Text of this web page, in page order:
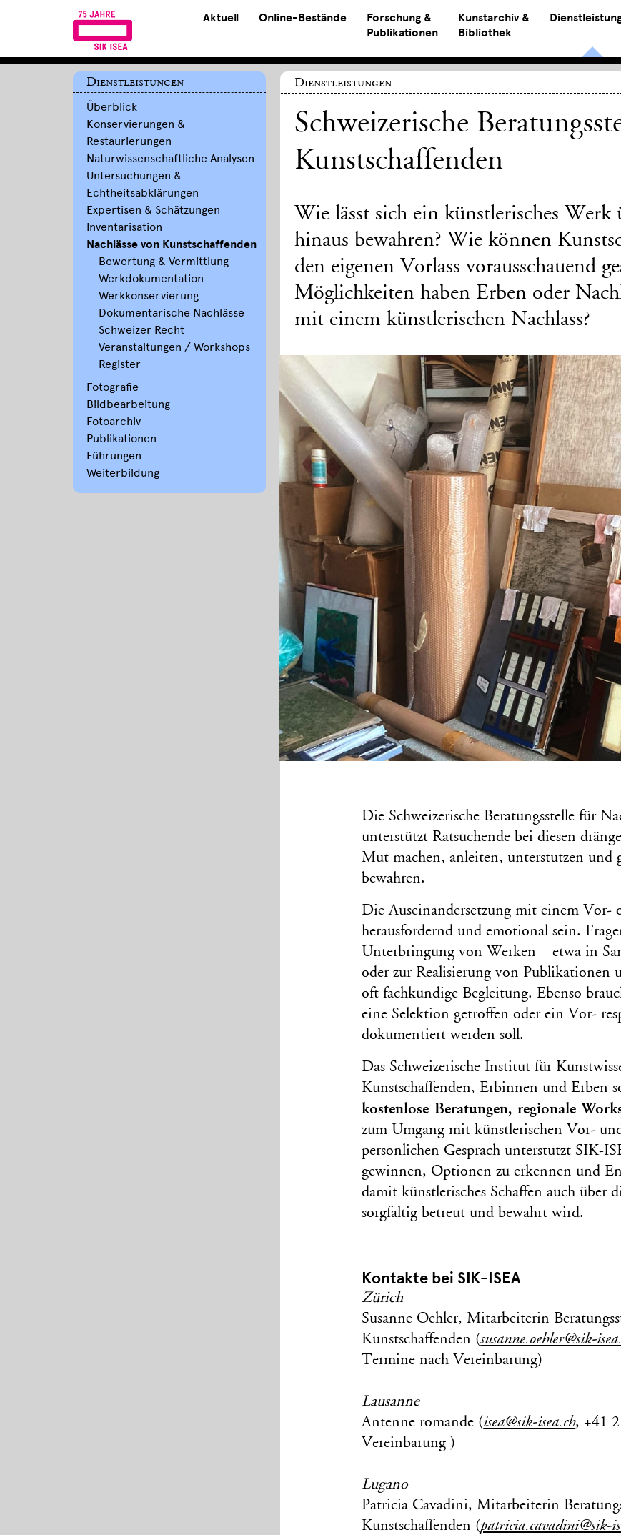
Aktuell Online-Bestände
Forschung &
Publikationen
Kunstarchiv &
Bibliothek
Dienstleistungen
Überblick
Konservierungen &
Restaurierungen
Naturwissenschaftliche Analysen
Untersuchungen &
Echtheitsabklärungen
Expertisen & Schätzungen
Inventarisation
Nachlässe von Kunstschaffenden
Bewertung & Vermittlung
Werkdokumentation
Werkkonservierung
Dokumentarische Nachlässe
Schweizer Recht
Veranstaltungen / Workshops
Register
Fotografie
Bildbearbeitung
Fotoarchiv
Publikationen
Führungen
Weiterbildung
Dienstleistungen
Schweizerische
Kunstschaffenden
Wie lässt sich ein künstlerisches Werk
hinaus bewahren? Wie können
den eigenen Vorlass vorausschauend
Möglichkeiten haben Erben oder
mit einem künstlerischen Nachlass?
Die Schweizerische Beratungsstelle für
unterstützt Ratsuchende bei diesen
Mut machen, anleiten, unterstützen und
bewahren.
Die Auseinandersetzung mit einem Vor-
herausfordernd und emotional sein.
Unterbringung von Werken – etwa in
oder zur Realisierung von Publikationen
oft fachkundige Begleitung. Ebenso
eine Selektion getroffen oder ein Vor-
dokumentiert werden soll.
Das Schweizerische Institut für
Kunstschaffenden, Erbinnen und Erben
kostenlose Beratungen, regionale
zum Umgang mit künstlerischen Vor-
persönlichen Gespräch unterstützt SIK-
gewinnen, Optionen zu erkennen und
damit künstlerisches Schaffen auch über
sorgfältig betreut und bewahrt wird.
Kontakte bei SIK-ISEA
Zürich
Susanne Oehler, Mitarbeiterin
Kunstschaffenden (susanne.oehler@sik-
Termine nach Vereinbarung)
Lausanne
Antenne romande (isea@sik-isea.ch, +41
Vereinbarung )
Lugano
Patricia Cavadini, Mitarbeiterin
Kunstschaffenden (patricia.cavadini@sik-